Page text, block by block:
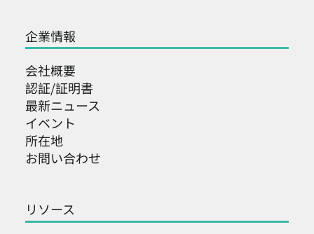
企業情報
会社概要
認証/証明書
最新ニュース
イベント
所在地
お問い合わせ
リソース